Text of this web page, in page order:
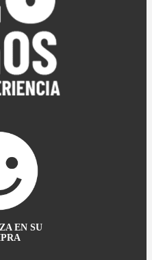
EN SU